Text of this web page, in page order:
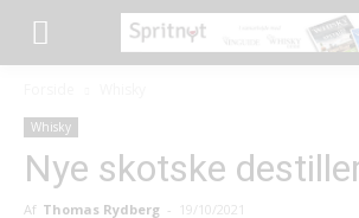
Whisky
Nye skotske
Af Thomas Rydberg - 19/10/2021